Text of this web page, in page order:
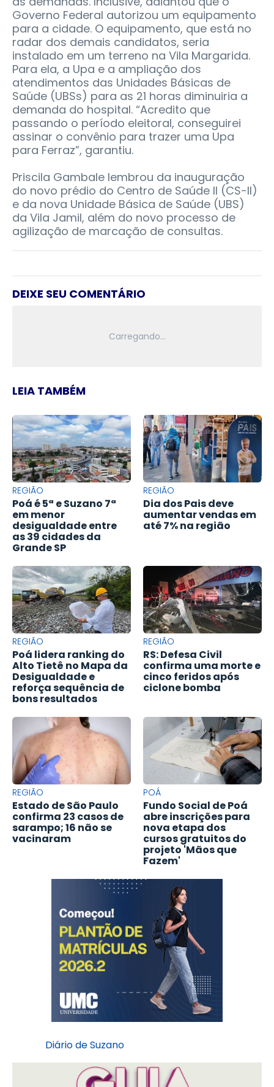
Governo Federal autorizou um equipamento
para a cidade. O equipamento, que está no
radar dos demais candidatos, seria
instalado em um terreno na Vila Margarida.
Para ela, a Upa e a ampliação dos
atendimentos das Unidades Básicas de
Saúde (UBSs) para as 21 horas diminuiria a
demanda do hospital. “Acredito que
passando o período eleitoral, conseguirei
assinar o convênio para trazer uma Upa
para Ferraz”, garantiu.
Priscila Gambale lembrou da inauguração
do novo prédio do Centro de Saúde II (CS-II)
e da nova Unidade Básica de Saúde (UBS)
da Vila Jamil, além do novo processo de
agilização de marcação de consultas.
DEIXE SEU COMENTÁRIO
LEIA TAMBÉM
REGIÃO
Poá é 5ª e Suzano 7ª
em menor
desigualdade entre
as 39 cidades da
Grande SP
REGIÃO
Dia dos Pais deve
aumentar vendas em
até 7% na região
REGIÃO
Poá lidera ranking do
Alto Tietê no Mapa da
Desigualdade e
reforça sequência de
bons resultados
REGIÃO
RS: Defesa Civil
confirma uma morte e
cinco feridos após
ciclone bomba
REGIÃO
Estado de São Paulo
confirma 23 casos de
sarampo; 16 não se
vacinaram
POÁ
Fundo Social de Poá
abre inscrições para
nova etapa dos
cursos gratuitos do
projeto 'Mãos que
Fazem'
Diário de Suzano